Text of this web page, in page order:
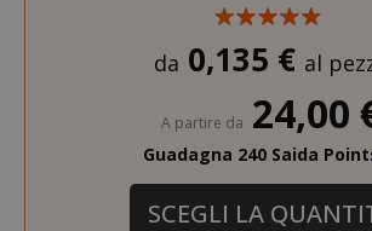
da 0,135 € al
A partire da 24,00
Guadagna 240 Saida
SCEGLI LA